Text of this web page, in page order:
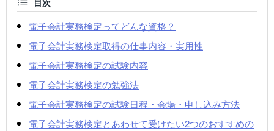
目次
電子会計実務検定ってどんな資格？
電子会計実務検定取得の仕事内容・実用性
電子会計実務検定の試験内容
電子会計実務検定の勉強法
電子会計実務検定の試験日程・会場・申し込み方法
電子会計実務検定とあわせて受けたい2つのおすすめの